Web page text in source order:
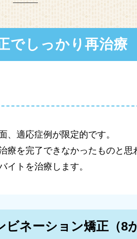
でしっかり再治療
適応症例が限定的です。
療を完了できなかったものと思
イトを治療します。
ビネーション矯正（8